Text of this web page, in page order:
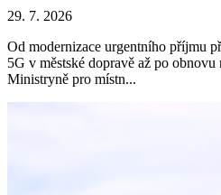
29. 7. 2026
Od modernizace urgentního příjmu
5G v městské dopravě až po
Ministryně pro místn...